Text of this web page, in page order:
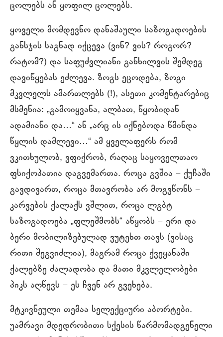
ცოლებს ან ყოფილ ცოლებს.
ყოველი მომდევნო დანაშაული საზოგადოების
განსჯის საგნად იქცევა (ვინ? ვის? როგორ?
რატომ?) და საფუძვლიანი განხილვის შემდეგ
დავიწყებას ეძლევა. ზოგს ეცოდება, ზოგი
მკვლელს ამართლებს (!), ასეთი კომენტარებიც
მსმენია: „გამოიყვანა, ალბათ, წყობიდან
ადამიანი და…“ ან „არც ის იქნებოდა წმინდა
წყლის დამლევი…“ ამ ყველაფერს რომ
ვკითხულობ, ვფიქრობ, რაღაც საყოველთაო
ფსიქოპათია დაგვემართა. როცა გვშია − ქუჩაში
გავდივართ, როცა მთავრობა არ მოგვწონს −
კარვების ქალაქს ვშლით, როცა ლგბტ
საზოგადოება „ფლეშმობს“ აწყობს − ერი და
ბერი მობილიზებულად ვუტეხთ თავს (ვისაც
რითი შეგვიძლია), მაგრამ როცა ქვეყანაში
ქალებზე ძალადობა და მათი მკვლელობები
პიკს აღწევს − ეს ჩვენ არ გვეხება.
მტკივნეული თემაა სელექციური აბორტები.
უამრავი მდედრობითი სქესის წარმომადგენელი